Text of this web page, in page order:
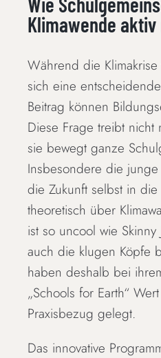
Klimawende
Während die
sich eine
Beitrag können
Diese Frage treibt
sie bewegt ganze
Insbesondere die
die Zukunft selbst in
theoretisch über
ist so uncool wie Skinny
auch die klugen Köpfe
haben deshalb bei
„Schools for Earth“
Praxisbezug gelegt.
Das innovative